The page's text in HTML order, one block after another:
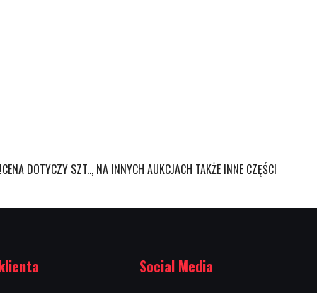
DOTYCZY SZT.., NA INNYCH AUKCJACH TAKŻE INNE CZĘŚCI
Social Media